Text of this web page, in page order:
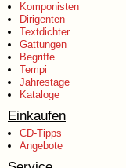
Komponisten
Dirigenten
Textdichter
Gattungen
Begriffe
Tempi
Jahrestage
Kataloge
Einkaufen
CD-Tipps
Angebote